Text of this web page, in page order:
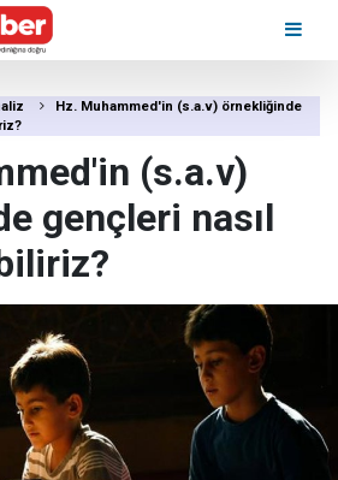
Hz. Muhammed'in (s.a.v) örnekliğinde
(s.a.v)
gençleri nasıl